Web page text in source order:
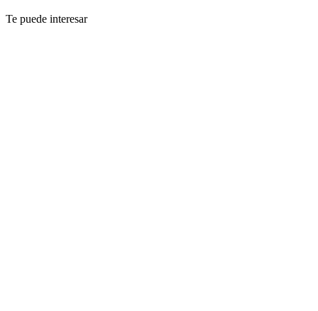
Te puede interesar